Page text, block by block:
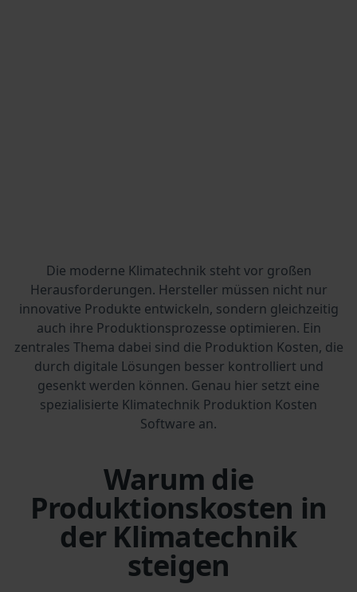
Die moderne Klimatechnik steht vor großen
Herausforderungen. Hersteller müssen nicht nur
innovative Produkte entwickeln, sondern gleichzeitig
auch ihre Produktionsprozesse optimieren. Ein
zentrales Thema dabei sind die Produktion Kosten, die
durch digitale Lösungen besser kontrolliert und
gesenkt werden können. Genau hier setzt eine
spezialisierte Klimatechnik Produktion Kosten
Software an.
Warum die
Produktionskosten in
der Klimatechnik
steigen